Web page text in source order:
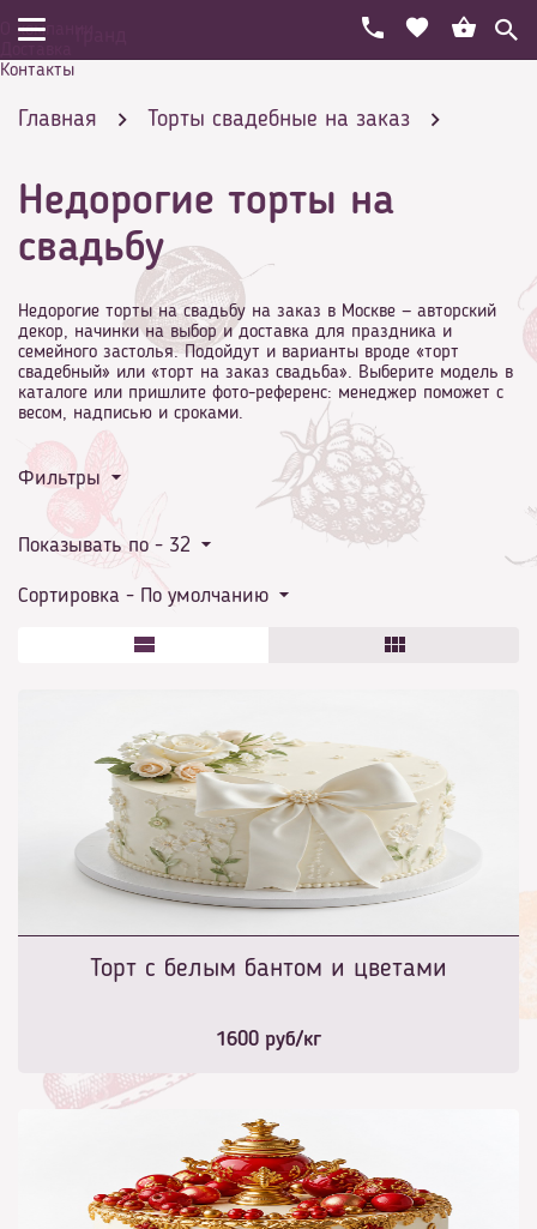
О компании
Контакты
Главная Торты свадебные на заказ
Недорого
Недорогие торты на
свадьбу
Недорогие торты на свадьбу на заказ в Москве — авторский
декор, начинки на выбор и доставка для праздника и
семейного застолья. Подойдут и варианты вроде «торт
свадебный» или «торт на заказ свадьба». Выберите модель в
каталоге или пришлите фото-референс: менеджер поможет с
весом, надписью и сроками.
Фильтры
Показывать по - 32
Сортировка - По умолчанию
Торт с белым бантом и цветами
1600 руб/кг